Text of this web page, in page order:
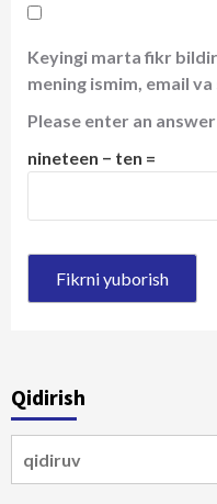
Keyingi marta fikr
mening ismim, email
Please enter an
nineteen − ten =
Qidirish